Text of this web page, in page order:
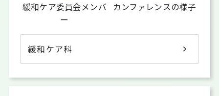
緩和ケア委員会メンバ
ー
カンファレンスの様子
緩和ケア科